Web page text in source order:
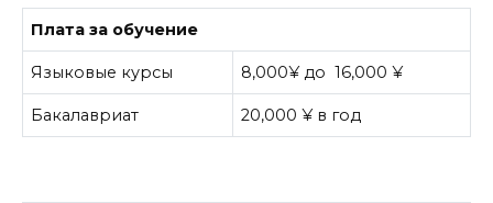
Плата за обучение
Языковые курсы 8,000¥ до 16,000 ¥
Бакалавриат 20,000 ¥ в год